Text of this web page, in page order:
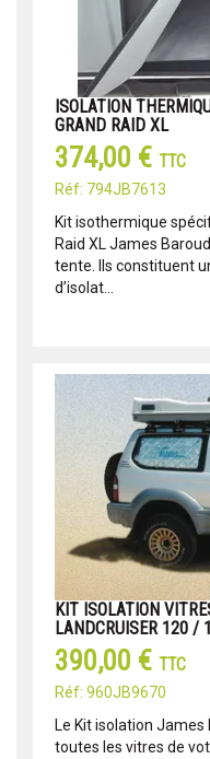
ISOLATION
GRAND RAID XL
374,00 € TTC
Réf: 794JB7613
Kit isothermique
Raid XL James
tente. Ils constituent
d’isolat...
KIT ISOLATION
LANDCRUISER 120 /
390,00 € TTC
Réf: 960JB9670
Le Kit isolation
toutes les vitres de